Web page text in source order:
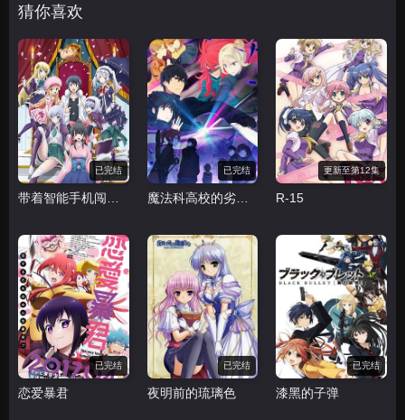
猜你喜欢
已完结 已完结
魔法科高校的劣等生 来访者篇
更新至第12集
R-15
已完结
恋爱暴君
已完结
夜明前的琉璃色
已完结
漆黑的子弹